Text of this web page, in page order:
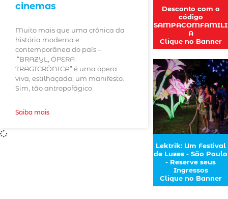
cinemas
Muito mais que uma crônica da
história moderna e
contemporânea do país –
“BRAZYL, ÓPERA
TRAGICRÔNICA” é uma ópera
viva, estilhaçada; um manifesto.
Sim, tão antropofágico
Saiba mais
Desconto com o
código
SAMPACOMFAMILI
A
Clique no Banner
Lektrik: Um Festival
de Luzes - São Paulo
- Reserve seus
Ingressos
Clique no Banner